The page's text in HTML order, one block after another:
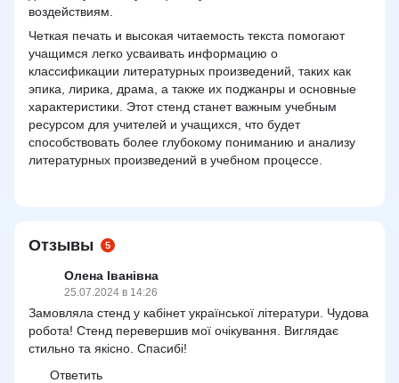
воздействиям.
Четкая печать и высокая читаемость текста помогают
учащимся легко усваивать информацию о
классификации литературных произведений, таких как
эпика, лирика, драма, а также их поджанры и основные
характеристики. Этот стенд станет важным учебным
ресурсом для учителей и учащихся, что будет
способствовать более глубокому пониманию и анализу
литературных произведений в учебном процессе.
Отзывы 5
Олена Іванівна
25.07.2024 в 14:26
Замовляла стенд у кабінет української літератури. Чудова
робота! Стенд перевершив мої очікування. Виглядає
стильно та якісно. Спасибі!
Ответить